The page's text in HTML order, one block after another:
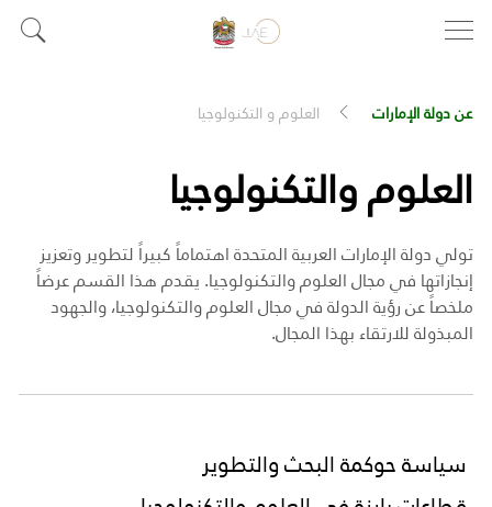
عن دولة الإمارات العلوم و التكنولوجيا
العلوم والتكنولوجيا
تولي دولة الإمارات العربية المتحدة اهتماماً كبيراً لتطوير وتعزيز
إنجازاتها في مجال العلوم والتكنولوجيا. يقدم هذا القسم عرضاً
ملخصاً عن رؤية الدولة في مجال العلوم والتكنولوجيا، والجهود
المبذولة للارتقاء بهذا المجال.
سياسة حوكمة البحث والتطوير